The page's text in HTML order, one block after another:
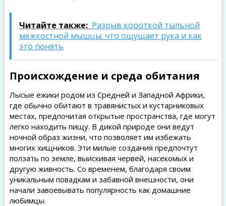
Читайте также: Разрыв короткой тыльной
межкостной мышцы: что ощущает рука и как
это понять
Происхождение и среда обитания
Лысые ежики родом из Средней и Западной Африки,
где обычно обитают в травянистых и кустарниковых
местах, предпочитая открытые пространства, где могут
легко находить пищу. В дикой природе они ведут
ночной образ жизни, что позволяет им избежать
многих хищников. Эти милые создания предпочтут
ползать по земле, выискивая червей, насекомых и
другую живность. Со временем, благодаря своим
уникальным повадкам и забавной внешности, они
начали завоевывать популярность как домашние
любимцы.